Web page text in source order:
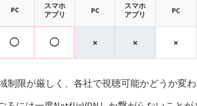
PC
スマホ
アプリ
PC
スマホ
アプリ
PC
◯ ◯ × × ×
制限が厳しく、各社で視聴可能かどうか変